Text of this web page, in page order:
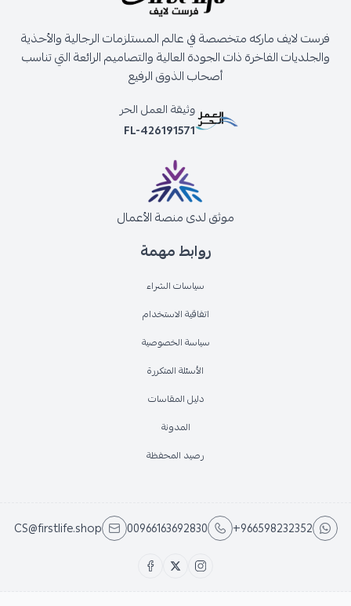
روابط مهمة
سياسات الشراء
اتفاقية الاستخدام
سياسة الخصوصية
الأسئلة المتكررة
دليل المقاسات
المدونة
رصيد المحفظة
فرست لايف ماركه متخصصة في عالم المستلزمات الرجالية والأحذية
والجلديات الفاخرة ذات الجودة العالية والتصاميم الرائعة التي تناسب
أصحاب الذوق الرفيع
وثيقة العمل الحر
FL-426191571
موثق لدى منصة الأعمال
+966598232352
00966163692830
CS@firstlife.shop